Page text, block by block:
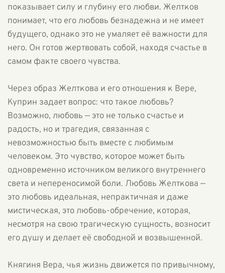
показывает силу и глубину его любви. Желтков
понимает, что его любовь безнадежна и не имеет
будущего, однако это не умаляет её важности для
него. Он готов жертвовать собой, находя счастье в
самом факте своего чувства.
Через образ Желткова и его отношения к Вере,
Куприн задает вопрос: что такое любовь?
Возможно, любовь — это не только счастье и
радость, но и трагедия, связанная с
невозможностью быть вместе с любимым
человеком. Это чувство, которое может быть
одновременно источником великого внутреннего
света и непереносимой боли. Любовь Желткова —
это любовь идеальная, непрактичная и даже
мистическая, это любовь-обречение, которая,
несмотря на свою трагическую сущность, возносит
его душу и делает её свободной и возвышенной.
Княгиня Вера, чья жизнь движется по привычному,